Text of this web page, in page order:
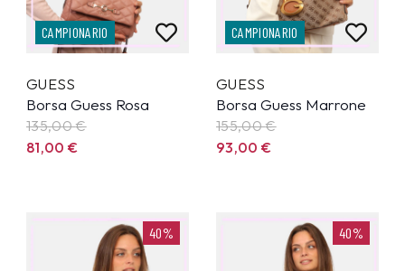
CAMPIONARIO
GUESS
Borsa Guess Rosa
135,00€
81,00€
CAMPIONARIO
GUESS
Borsa Guess Marrone
155,00€
93,00€
40% 40%